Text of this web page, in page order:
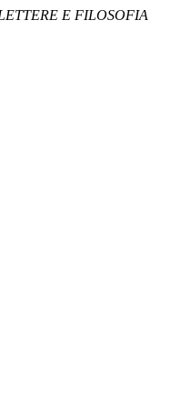
E FILOSOFIA